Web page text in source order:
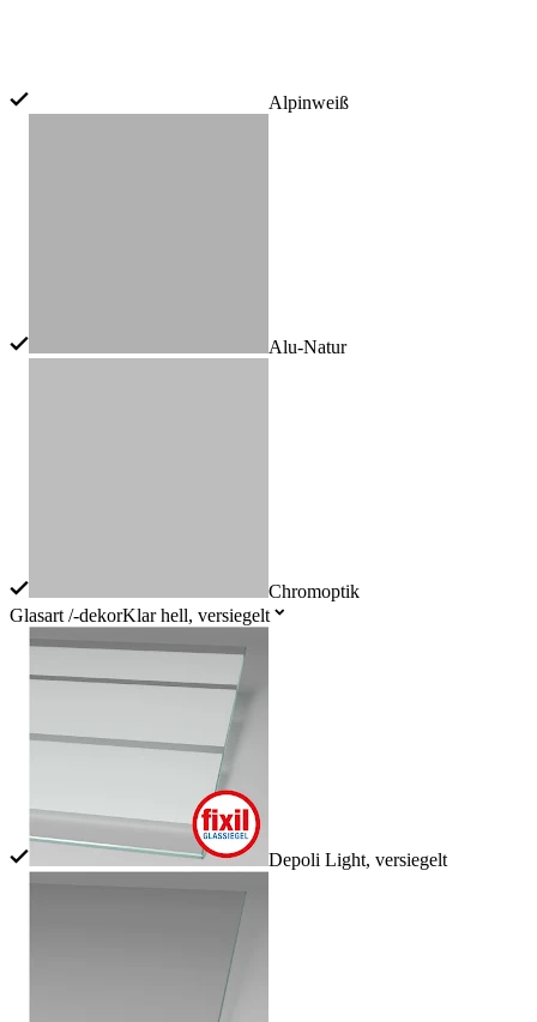
Alpinweiß
Alu-Natur
Chromoptik
Glasart /-dekorKlar hell, versiegelt
Depoli Light, versiegelt